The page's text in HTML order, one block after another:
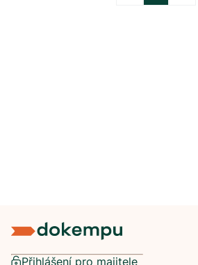
Přihlášení pro majitele